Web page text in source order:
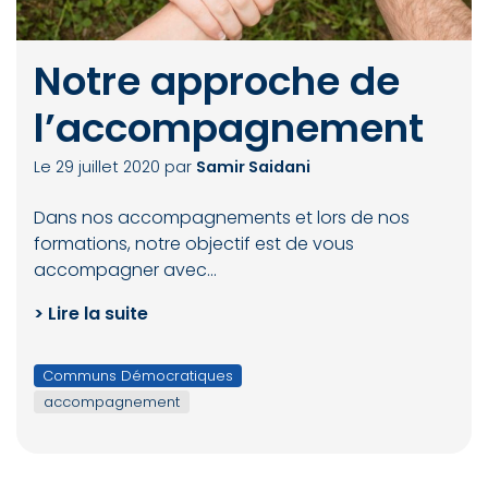
Notre approche de
l’accompagnement
Le 29 juillet 2020 par Samir Saidani
Dans nos accompagnements et lors de nos
formations, notre objectif est de vous
accompagner avec…
> Lire la suite
Communs Démocratiques
accompagnement